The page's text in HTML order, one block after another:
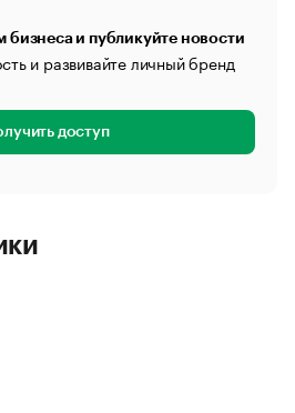
бизнеса и публикуйте новости
и развивайте личный бренд
доступ